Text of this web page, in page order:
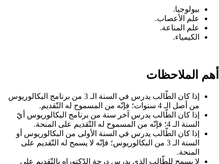
بيولوجيا.
علم الأعصاب.
علم المناعة.
الكيمياء.
أهم الملاحظات
إذا كان الطّالب يدرس في السنة الـ 3 من برنامج البكالوريوس
من أصل الـ 4 سنوات؛ فإنّه من المسموح له التّقديم.
إذا كان الطّالب يدرس آخر سنة من برنامج البكالوريوس أيّ
السنة الـ 4؛ فإنّه من المسموح له التّقديم على المنحة.
إذا كان الطّالب يدرس في السنة الأولى من البكالوريوس أو
السنة الـ 3 من البكالوريوس؛ فإنّه لا يسمح له التّقديم على
المنحة.
لا يسمح للطّالب الذي يدرس درجة الدّكتوراه بالتّقديم على